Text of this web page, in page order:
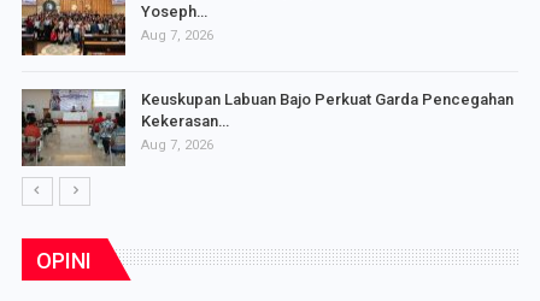
Yoseph…
Aug 7, 2026
Keuskupan Labuan Bajo Perkuat Garda Pencegahan
Kekerasan…
Aug 7, 2026
OPINI